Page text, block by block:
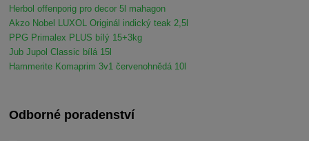
Herbol offenporig pro decor 5l mahagon
Akzo Nobel LUXOL Originál indický teak 2,5l
PPG Primalex PLUS bílý 15+3kg
Jub Jupol Classic bílá 15l
Hammerite Komaprim 3v1 červenohnědá 10l
Odborné poradenství